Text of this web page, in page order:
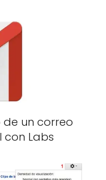
un correo
con Labs